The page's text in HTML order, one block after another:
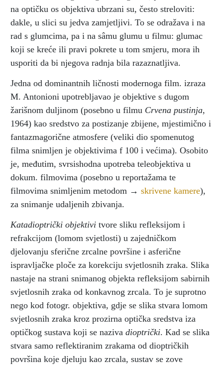
na optičku os objektiva ubrzani su, često streloviti:
dakle, u slici su jedva zamjetljivi. To se odražava i na
rad s glumcima, pa i na sâmu glumu u filmu: glumac
koji se kreće ili pravi pokrete u tom smjeru, mora ih
usporiti da bi njegova radnja bila razaznatljiva.
Jedna od dominantnih ličnosti modernoga film. izraza
M. Antonioni upotrebljavao je objektive s dugom
žarišnom duljinom (posebno u filmu Crvena pustinja,
1964) kao sredstvo za postizanje zbijene, mjestimično i
fantazmagorične atmosfere (veliki dio spomenutog
filma snimljen je objektivima f 100 i većima). Osobito
je, međutim, svrsishodna upotreba teleobjektiva u
dokum. filmovima (posebno u reportažama te
filmovima snimljenim metodom → skrivene kamere),
za snimanje udaljenih zbivanja.
Katadioptrički objektivi tvore sliku refleksijom i
refrakcijom (lomom svjetlosti) u zajedničkom
djelovanju sferične zrcalne površine i asferične
ispravljačke ploče za korekciju svjetlosnih zraka. Slika
nastaje na strani snimanog objekta refleksijom sabirnih
svjetlosnih zraka od konkavnog zrcala. To je suprotno
nego kod fotogr. objektiva, gdje se slika stvara lomom
svjetlosnih zraka kroz prozirna optička sredstva iza
optičkog sustava koji se naziva dioptrički. Kad se slika
stvara samo reflektiranim zrakama od dioptričkih
površina koje djeluju kao zrcala, sustav se zove